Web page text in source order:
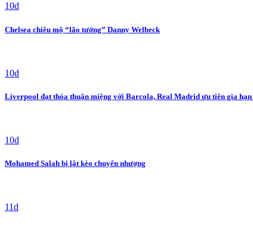
10d
Chelsea chiêu mộ “lão tướng” Danny Welbeck
10d
Liverpool đạt thỏa thuận miệng với Barcola, Real Madrid ưu tiên gia
10d
Mohamed Salah bị lật kèo chuyển nhượng
11d